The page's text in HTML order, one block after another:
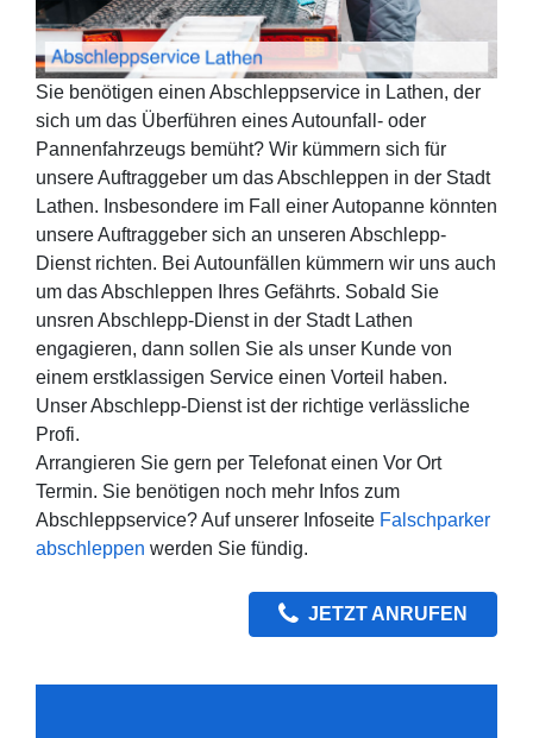
Sie benötigen einen Abschleppservice in Lathen, der
sich um das Überführen eines Autounfall- oder
Pannenfahrzeugs bemüht? Wir kümmern sich für
unsere Auftraggeber um das Abschleppen in der Stadt
Lathen. Insbesondere im Fall einer Autopanne könnten
unsere Auftraggeber sich an unseren Abschlepp-
Dienst richten. Bei Autounfällen kümmern wir uns auch
um das Abschleppen Ihres Gefährts. Sobald Sie
unsren Abschlepp-Dienst in der Stadt Lathen
engagieren, dann sollen Sie als unser Kunde von
einem erstklassigen Service einen Vorteil haben.
Unser Abschlepp-Dienst ist der richtige verlässliche
Profi.
Arrangieren Sie gern per Telefonat einen Vor Ort
Termin. Sie benötigen noch mehr Infos zum
Abschleppservice? Auf unserer Infoseite Falschparker
abschleppen werden Sie fündig.
JETZT ANRUFEN